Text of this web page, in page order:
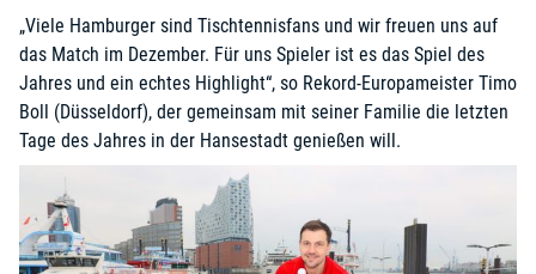
„Viele Hamburger sind Tischtennisfans und wir freuen uns auf
das Match im Dezember. Für uns Spieler ist es das Spiel des
Jahres und ein echtes Highlight“, so Rekord-Europameister Timo
Boll (Düsseldorf), der gemeinsam mit seiner Familie die letzten
Tage des Jahres in der Hansestadt genießen will.